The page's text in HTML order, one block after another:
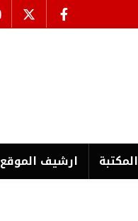
المكتبة ارشیف الموقع